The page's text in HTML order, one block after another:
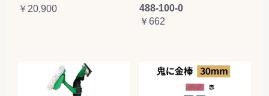
カートへ進む
￥20,900
488-100-0
￥662